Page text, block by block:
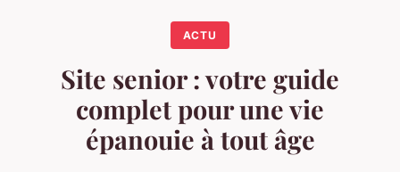
ACTU
Site senior : votre guide
complet pour une vie
épanouie à tout âge